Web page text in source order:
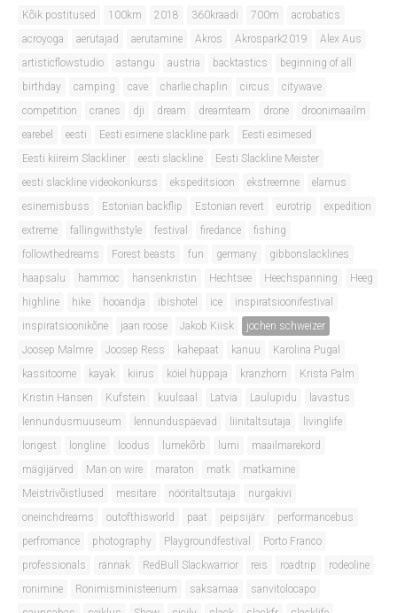
Kõik postitused 100km 2018 360kraadi 700m
acrobatics
acroyoga
aerutajad aerutamine Akros Akrospark2019
Alex Aus
artisticflowstudio
astangu austria backtastics
beginning of all
birthday
camping cave charlie chaplin circus
citywave
competition
cranes dji dream dreamteam drone
droonimaailm
earebel
eesti Eesti esimene slackline park
Eesti esimesed
Eesti kiireim Slackliner
eesti slackline
Eesti Slackline Meister
eesti slackline videokonkurss
ekspeditsioon ekstreemne
elamus
esinemisbuss
Estonian backflip Estonian revert eurotrip
expedition
extreme
fallingwithstyle festival firedance
fishing
followthedreams
Forest beasts fun germany
gibbonslacklines
haapsalu
hammoc hansenkristin Hechtsee Heechspanning
Heeg
highline
hike hooandja ibishotel ice
inspiratsioonifestival
inspiratsioonikõne
jaan roose Jakob Kiisk
jochen schweizer
Joosep Malmre
Joosep Ress kahepaat kanuu
Karolina Pugal
kassitoome
kayak kiirus köiel hüppaja kranzhorn
Krista Palm
Kristin Hansen
Kufstein kuulsaal Latvia Laulupidu
lavastus
lennundusmuuseum
lennunduspäevad liinitaltsutaja
livinglife
longest
longline loodus lumekõrb lumi
maailmarekord
mägijärved
Man on wire maraton matk
matkamine
Meistrivõistlused
mesitare nööritaltsutaja
nurgakivi
oneinchdreams
outofthisworld paat peipsijärv
performancebus
perfromance
photography Playgroundfestival
Porto Franco
professionals
rännak RedBull Slackwarrior reis roadtrip
rodeoline
ronimine
Ronimisministeerium saksamaa
sanvitolocapo